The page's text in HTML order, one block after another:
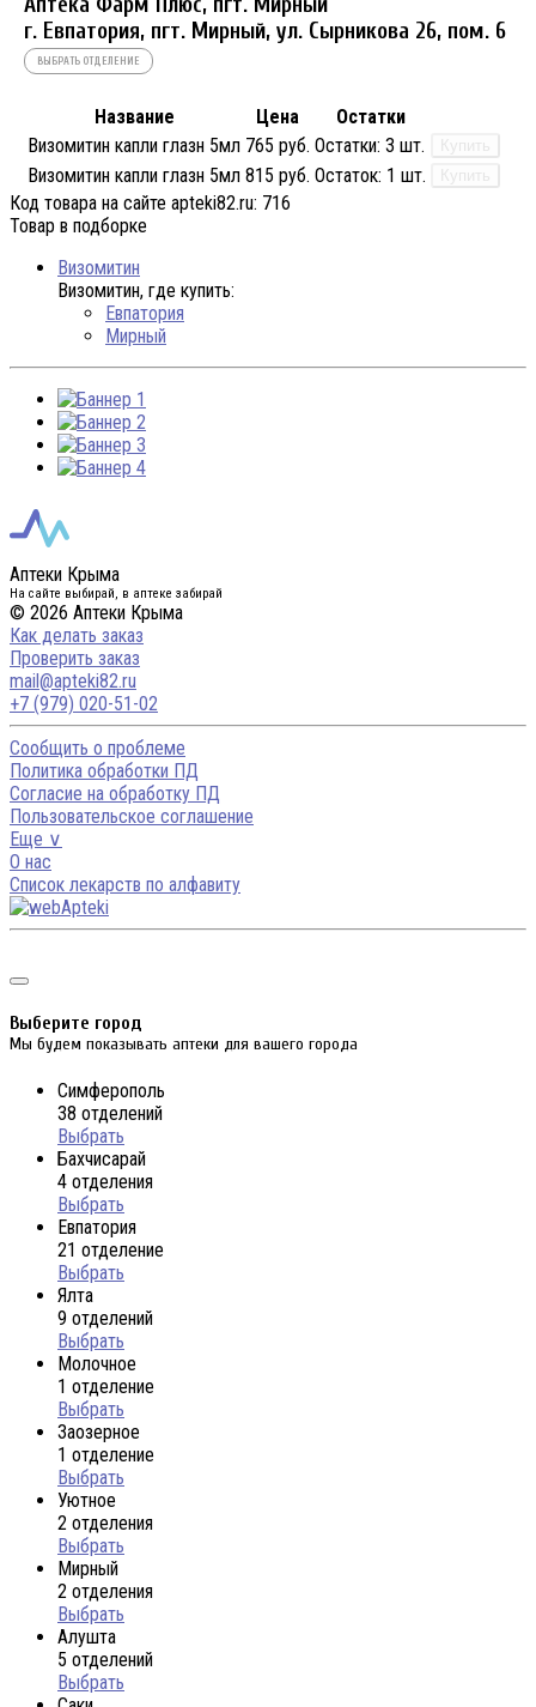
г. Евпатория, пгт. Мирный, ул. Сырникова 26, пом. 6
ВЫБРАТЬ ОТДЕЛЕНИЕ
Название Цена
Остатки
Визомитин капли глазн 5мл 765 руб. Остатки: 3 шт. Купить
Визомитин капли глазн 5мл 815 руб. Остаток: 1 шт. Купить
Код товара на сайте apteki82.ru: 716
Товар в подборке
Визомитин
Визомитин, где купить:
Евпатория
Мирный
Аптеки Крыма
На сайте выбирай, в аптеке забирай
© 2026 Аптеки Крыма
Как делать заказ
Проверить заказ
mail@apteki82.ru
+7 (979) 020-51-02
Сообщить о проблеме
Политика обработки ПД
Согласие на обработку ПД
Пользовательское соглашение
Еще ∨
О нас
Список лекарств по алфавиту
Выберите город
Мы будем показывать аптеки для вашего города
Симферополь
38 отделений
Выбрать
Бахчисарай
4 отделения
Выбрать
Евпатория
21 отделение
Выбрать
Ялта
9 отделений
Выбрать
Молочное
1 отделение
Выбрать
Заозерное
1 отделение
Выбрать
Уютное
2 отделения
Выбрать
Мирный
2 отделения
Выбрать
Алушта
5 отделений
Выбрать